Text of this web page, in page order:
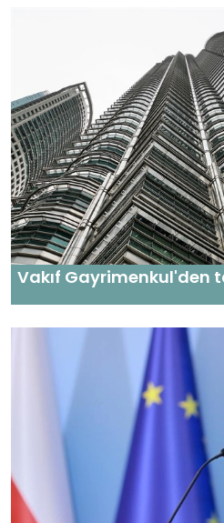
Vakıf Gayrimenkul'den